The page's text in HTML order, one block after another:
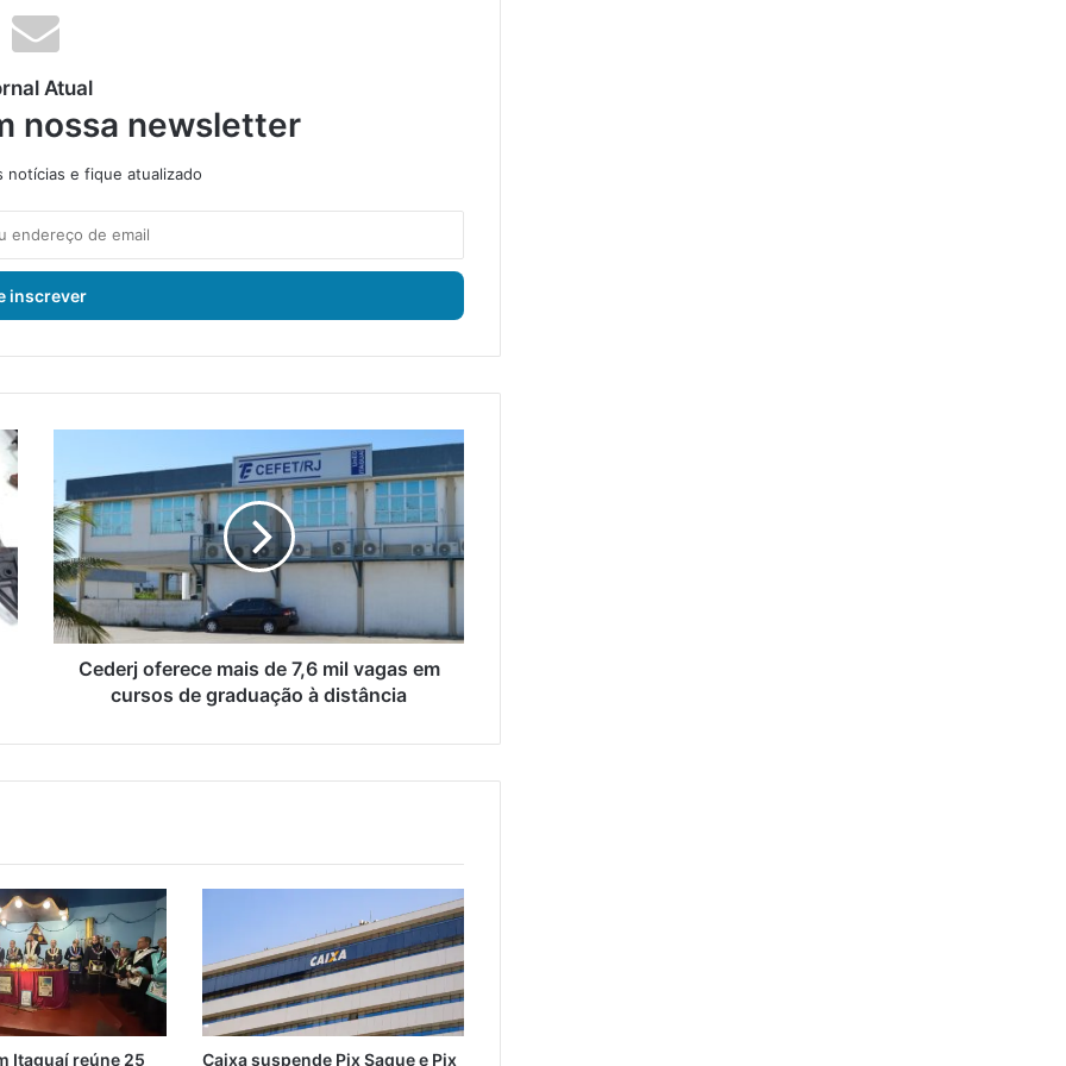
Atual
nossa newsletter
notícias e fique atualizado
e
r
j
o
f
e
e
d
e
7
,
6
i
l
Cederj oferece mais de 7,6 mil vagas em
cursos de graduação à distância
Itaguaí reúne 25 Caixa suspende Pix Saque e Pix